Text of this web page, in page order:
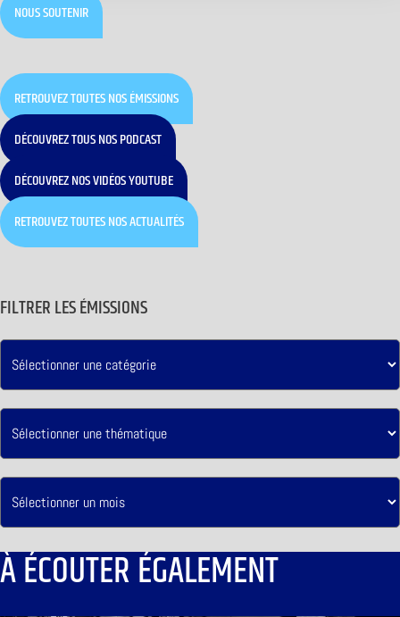
NOUS SOUTENIR
RETROUVEZ TOUTES NOS ÉMISSIONS
DÉCOUVREZ TOUS NOS PODCAST
DÉCOUVREZ NOS VIDÉOS YOUTUBE
RETROUVEZ TOUTES NOS ACTUALITÉS
FILTRER LES ÉMISSIONS
À ÉCOUTER ÉGALEMENT